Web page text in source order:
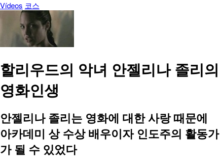
Vídeos 코스
할리우드의 악녀 안젤리나 졸리의
영화인생
안젤리나 졸리는 영화에 대한 사랑 때문에
아카데미 상 수상 배우이자 인도주의 활동가
가 될 수 있었다